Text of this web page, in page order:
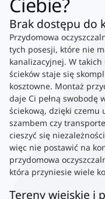
Brak dostępu do
Przydomowa
tych posesji, które nie
kanalizacyjnej. W
ścieków staje się
kosztowne. Montaż
daje Ci pełną swobodę
ściekową, dzięki czemu
szambem czy
cieszyć się
więc nie postawić na
przydomowa
która przyniesie wiele
Tereny wiejskie i